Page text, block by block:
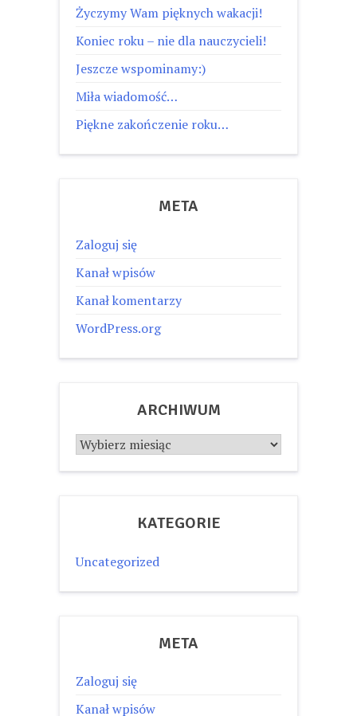
Życzymy Wam pięknych wakacji!
Koniec roku – nie dla nauczycieli!
Jeszcze wspominamy:)
Miła wiadomość…
Piękne zakończenie roku…
META
Zaloguj się
Kanał wpisów
Kanał komentarzy
WordPress.org
ARCHIWUM
Archiwum
KATEGORIE
Uncategorized
META
Zaloguj się
Kanał wpisów